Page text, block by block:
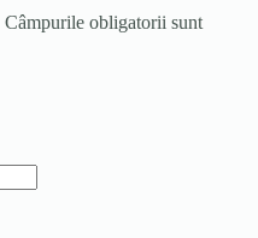
Câmpurile obligatorii sunt